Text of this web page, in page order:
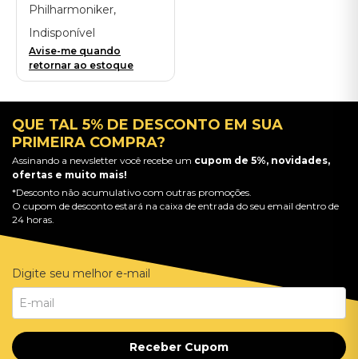
Philharmoniker,
Gustavo Dudamel -
Richard Strauss: Also
sprach Zarathustra
Indisponível
Avise-me quando
retornar ao estoque
QUE TAL 5% DE DESCONTO EM SUA
PRIMEIRA COMPRA?
Assinando a newsletter você recebe um cupom de 5%, novidades,
ofertas e muito mais!
*Desconto não acumulativo com outras promoções.
O cupom de desconto estará na caixa de entrada do seu email dentro de
24 horas.
Digite seu melhor e-mail
Receber Cupom